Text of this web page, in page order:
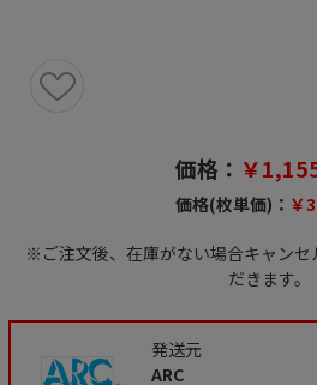
価格： ￥
価格(枚単価)： ￥
※ご注文後、在庫がない場合キャンセ
だきます。
発送元
ARC